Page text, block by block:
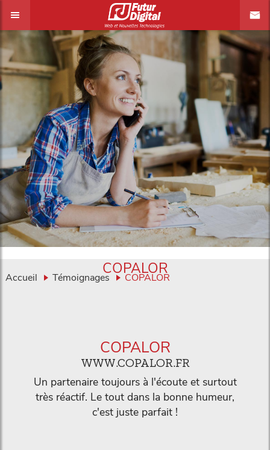
Accueil Témoignages COPALOR
COPALOR
COPALOR
WWW.COPALOR.FR
Un partenaire toujours à l'écoute et surtout
très réactif. Le tout dans la bonne humeur,
c'est juste parfait !